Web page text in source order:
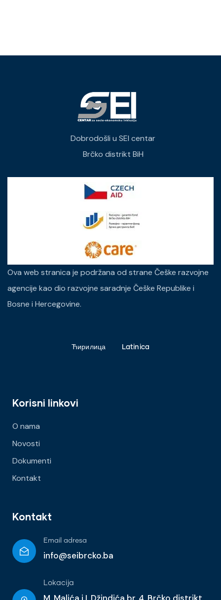
Dobrodošli u SEI centar
Brčko distrikt BiH
Ova web stranica je podržana od strane Češke razvojne
agencije kao dio razvojne saradnje Češke Republike i
Bosne i Hercegovine.
Ћирилица Latinica
Korisni linkovi
O nama
Novosti
Dokumenti
Kontakt
Kontakt
Email adresa
info@seibrcko.ba
Lokacija